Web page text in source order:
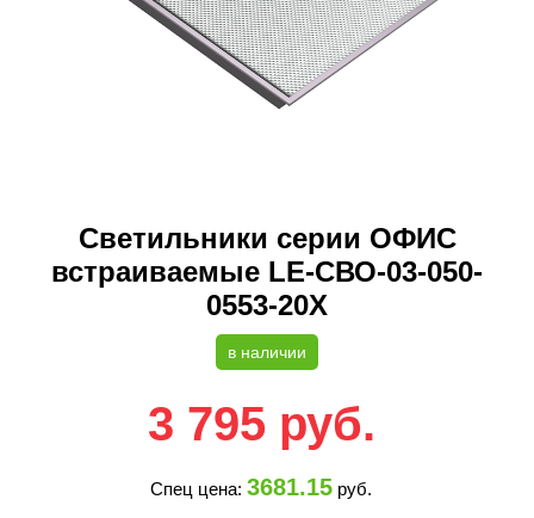
Светильники серии ОФИС
встраиваемые LE-СВО-03-050-
0553-20Х
в наличии
3 795 руб.
Спец цена: 3681.15 руб.